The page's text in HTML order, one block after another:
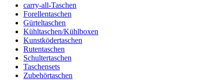
carry-all-Taschen
Forellentaschen
Gürteltaschen
Kühltaschen/Kühlboxen
Kunstködertaschen
Rutentaschen
Schultertaschen
Taschensets
Zubehörtaschen